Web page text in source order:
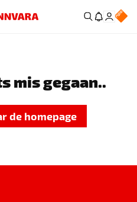
mis gegaan..
de homepage